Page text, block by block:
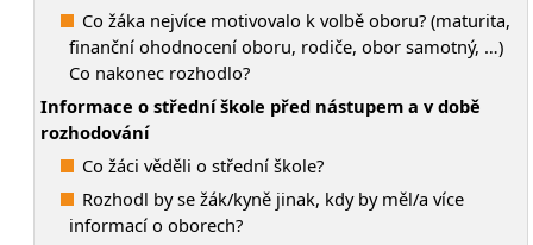
Co žáka nejvíce motivovalo k volbě oboru? (maturita,
finanční ohodnocení oboru, rodiče, obor samotný, …)
Co nakonec rozhodlo?
Informace o střední škole před nástupem a v době
rozhodování
Co žáci věděli o střední škole?
Rozhodl by se žák/kyně jinak, kdy by měl/a více
informací o oborech?